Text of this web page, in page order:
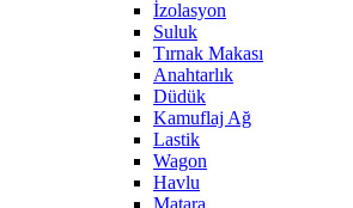
İzolasyon
Suluk
Tırnak Makası
Anahtarlık
Düdük
Kamuflaj Ağ
Lastik
Wagon
Havlu
Matara